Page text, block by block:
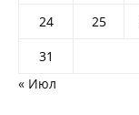
24 25
31
« Июл